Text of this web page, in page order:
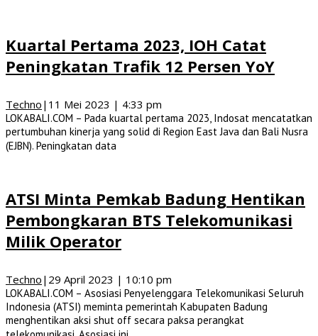
Kuartal Pertama 2023, IOH Catat
Peningkatan Trafik 12 Persen YoY
Techno | 11 Mei 2023 | 4:33 pm
LOKABALI.COM – Pada kuartal pertama 2023, Indosat mencatatkan
pertumbuhan kinerja yang solid di Region East Java dan Bali Nusra
(EJBN). Peningkatan data
ATSI Minta Pemkab Badung Hentikan
Pembongkaran BTS Telekomunikasi
Milik Operator
Techno | 29 April 2023 | 10:10 pm
LOKABALI.COM – Asosiasi Penyelenggara Telekomunikasi Seluruh
Indonesia (ATSI) meminta pemerintah Kabupaten Badung
menghentikan aksi shut off secara paksa perangkat